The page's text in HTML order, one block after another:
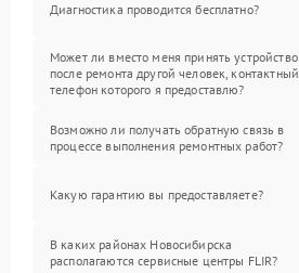
Диагностика проводится бесплатно?
Может ли вместо меня принять устройство
после ремонта другой человек, контактный
телефон которого я предоставлю?
Возможно ли получать обратную связь в
процессе выполнения ремонтных работ?
Какую гарантию вы предоставляете?
В каких районах Новосибирска
располагаются сервисные центры FLIR?